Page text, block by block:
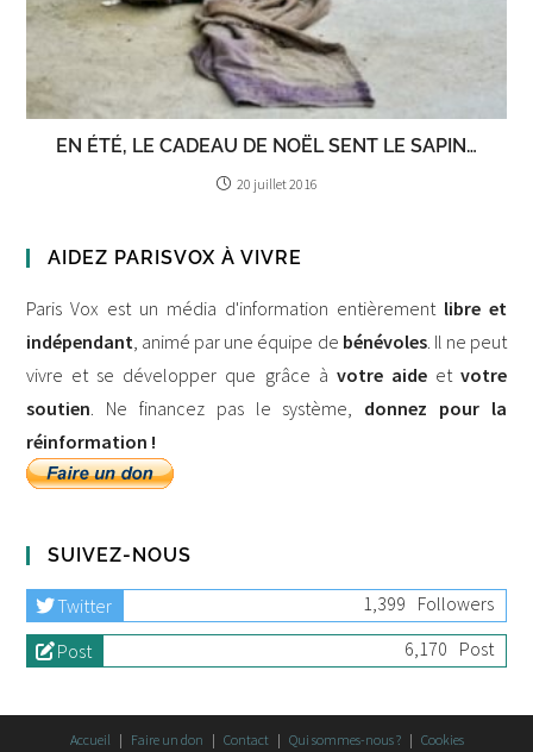
EN ÉTÉ, LE CADEAU DE NOËL SENT LE SAPIN…
20 juillet 2016
AIDEZ PARISVOX À VIVRE
Paris Vox est un média d'information entièrement libre et
indépendant, animé par une équipe de bénévoles. Il ne peut
vivre et se développer que grâce à votre aideet votre
soutien. Ne financez pas le système, donnez pour la
réinformation !
SUIVEZ-NOUS
Twitter 1,399 Followers
Post
6,170 Post
Accueil Faire un don Contact Qui sommes-nous ? Cookies